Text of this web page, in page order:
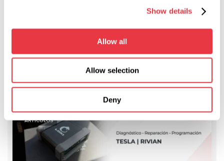
Show details
Allow all
Allow selection
Deny
Y por eso estamos deseando que llegue una era de coches
más eficientes en el consumo de combustible y más fáciles
de conducir.
NOTICIAS RELEVANTES
ARTÍCULOS